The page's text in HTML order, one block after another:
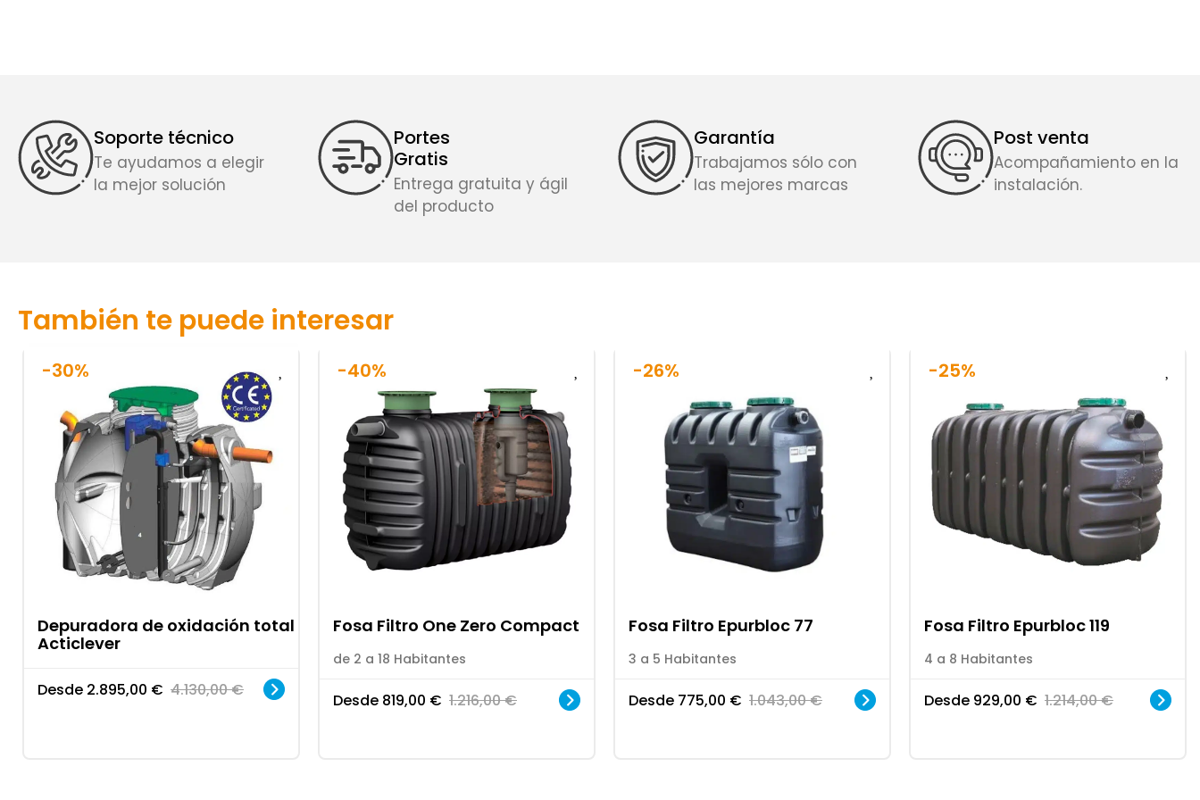
Soporte técnico
Te ayudamos a elegir
la mejor solución
Portes
Gratis
Entrega gratuita y ágil
del producto
Garantía
Trabajamos sólo con
las mejores marcas
Post venta
Acompañamiento en la
instalación.
También te puede interesar
-30%
Depuradora de oxidación total
Acticlever
Desde 2.895,00 € 4.130,00€
-40%
Fosa Filtro One Zero Compact
de 2 a 18 Habitantes
Desde 819,00 € 1.216,00€
-26%
Fosa Filtro Epurbloc 77
3 a 5 Habitantes
Desde 775,00 € 1.043,00€
-25%
Fosa Filtro Epurbloc 119
4 a 8 Habitantes
Desde 929,00 € 1.214,00€